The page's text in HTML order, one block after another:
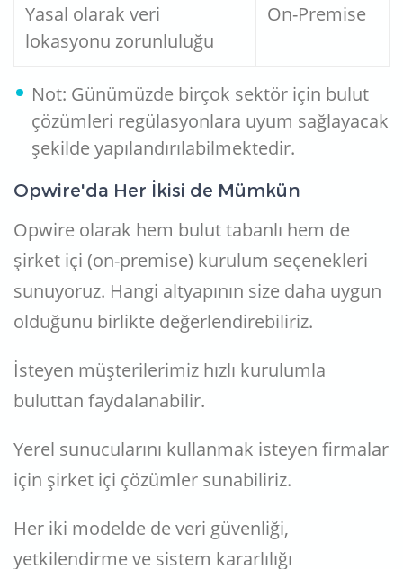
Yasal olarak veri
lokasyonu zorunluluğu
On-Premise
Not: Günümüzde birçok sektör için bulut
çözümleri regülasyonlara uyum sağlayacak
şekilde yapılandırılabilmektedir.
Opwire'da Her İkisi de Mümkün
Opwire olarak hem bulut tabanlı hem de
şirket içi (on-premise) kurulum seçenekleri
sunuyoruz. Hangi altyapının size daha uygun
olduğunu birlikte değerlendirebiliriz.
İsteyen müşterilerimiz hızlı kurulumla
buluttan faydalanabilir.
Yerel sunucularını kullanmak isteyen firmalar
için şirket içi çözümler sunabiliriz.
Her iki modelde de veri güvenliği,
yetkilendirme ve sistem kararlılığı